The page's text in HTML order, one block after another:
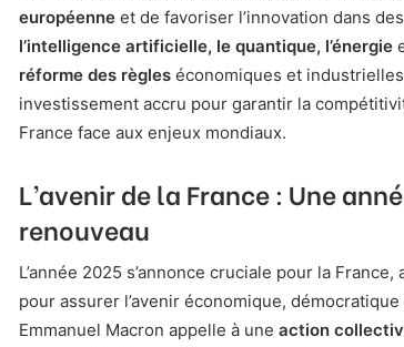
européenne et de favoriser l’innovation dans
l’intelligence artificielle, le quantique, l’énergie
réforme des règles économiques et
investissement accru pour garantir la
France face aux enjeux mondiaux.
L’avenir de la France : Une
renouveau
L’année 2025 s’annonce cruciale pour la
pour assurer l’avenir économique,
Emmanuel Macron appelle à une action